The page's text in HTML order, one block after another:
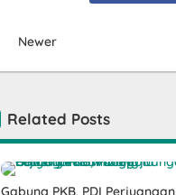
Newer
Related Posts
Gabung PKB, PDI Perjuangan